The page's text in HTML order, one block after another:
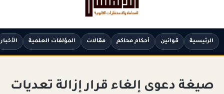
الرئيسية قوانين أحكام محاكم مقالات المؤلفات العلمية الأخبار
صيغة دعوى إلغاء قرار إزالة تعديات